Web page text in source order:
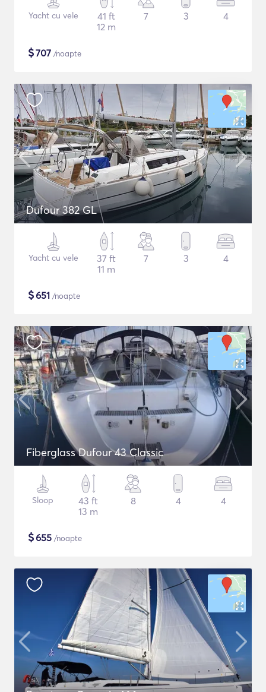
Yacht cu vele
41 ft
12 m
7 3 4
$707 /noapte
Dufour 382 GL
Yacht cu vele
37 ft
11 m
7 3 4
$651 /noapte
Fiberglass Dufour 43 Classic
Sloop
43 ft
13 m
8 4 4
$655 /noapte